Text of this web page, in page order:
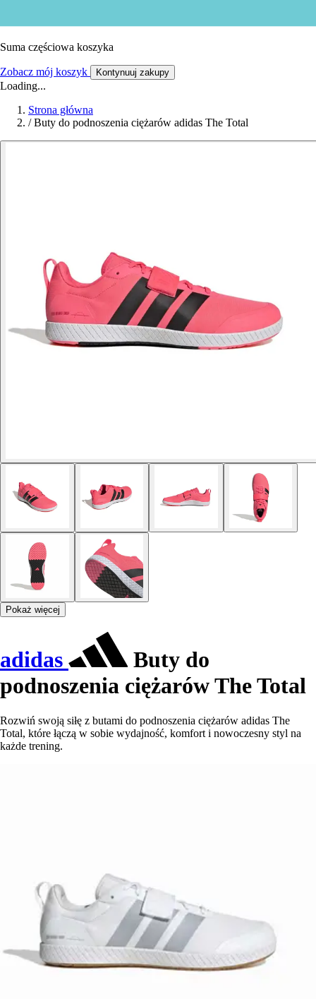
Suma częściowa koszyka
Zobacz mój koszyk Kontynuuj zakupy
Loading...
Strona główna
/ Buty do podnoszenia ciężarów adidas The Total
Pokaż więcej
adidas
Buty do
podnoszenia ciężarów The Total
Rozwiń swoją siłę z butami do podnoszenia ciężarów adidas The
Total, które łączą w sobie wydajność, komfort i nowoczesny styl na
każde trening.